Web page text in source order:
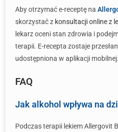
Aby otrzymać e-receptę na
skorzystać z konsultacji online z
lekarz oceni stan zdrowia i
terapii. E-recepta zostaje
udostępniona w aplikacji mobilnej.
FAQ
Jak alkohol wpływa na
Podczas terapii lekiem Allergovit